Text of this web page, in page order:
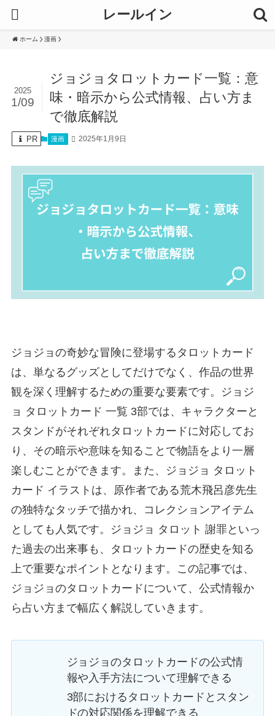
レールイン
ホーム 漫画
ジョジョタロットカード一覧：意
味・暗示から公式情報、占い方ま
で徹底解説
2025
1/09
PR 漫画 2025年1月9日
ジョジョの奇妙な冒険に登場するタロットカード
は、単なるグッズとしてだけでなく、作品の世界
観を深く理解するための重要な要素です。ジョジ
ョ タロットカード 一覧 3部では、キャラクターと
スタンドがそれぞれタロットカードに対応してお
り、その暗示や意味を知ることで物語をより一層
楽しむことができます。また、ジョジョ タロット
カード イラストは、原作者である荒木飛呂彦先生
の独特なタッチで描かれ、コレクションアイテム
としても人気です。ジョジョ タロット 謝罪といっ
た過去の出来事も、タロットカードの歴史を知る
上で重要なポイントとなります。この記事では、
ジョジョのタロットカードについて、公式情報か
ら占い方まで幅広く解説していきます。
ジョジョのタロットカードの公式情
報や入手方法について理解できる
3部におけるタロットカードとスタン
ドの対応関係を理解できる